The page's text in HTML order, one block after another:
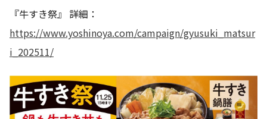
『牛すき祭』 詳細：
https://www.yoshinoya.com/campaign/gyusuki_matsur
i_202511/